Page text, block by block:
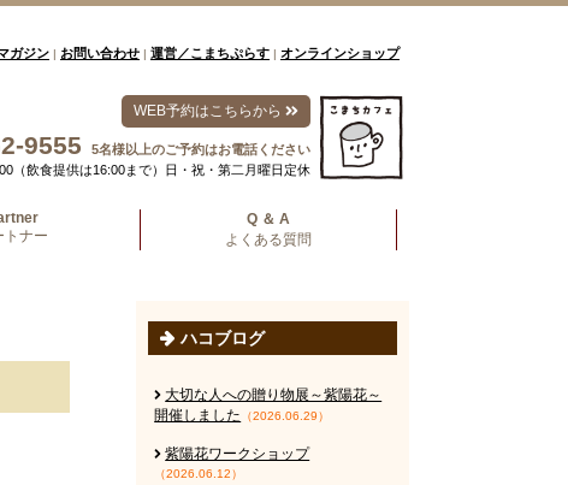
ガジン | お問い合わせ | 運営／こまちぷらす | オンラインショップ
WEB予約はこちらから
9555 5名様以上のご予約はお電話ください
（飲食提供は16:00まで）日・祝・第二月曜日定休
トナー
Q ＆ A
よくある質問
ハコブログ
大切な人への贈り物展～紫陽花～
開催しました
（2026.06.29）
紫陽花ワークショップ
（2026.06.12）